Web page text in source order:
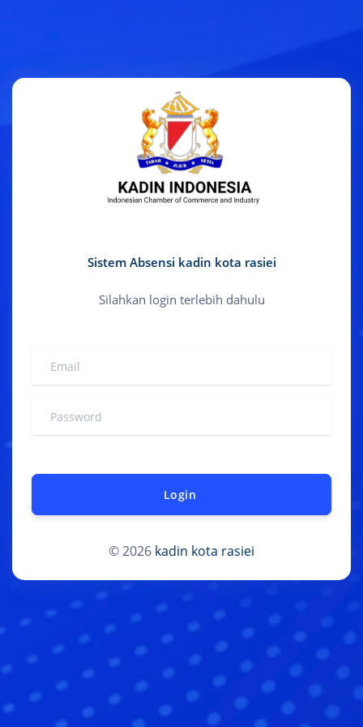
Sistem Absensi kadin kota rasiei
Silahkan login terlebih dahulu
Login
© 2026 kadin kota rasiei